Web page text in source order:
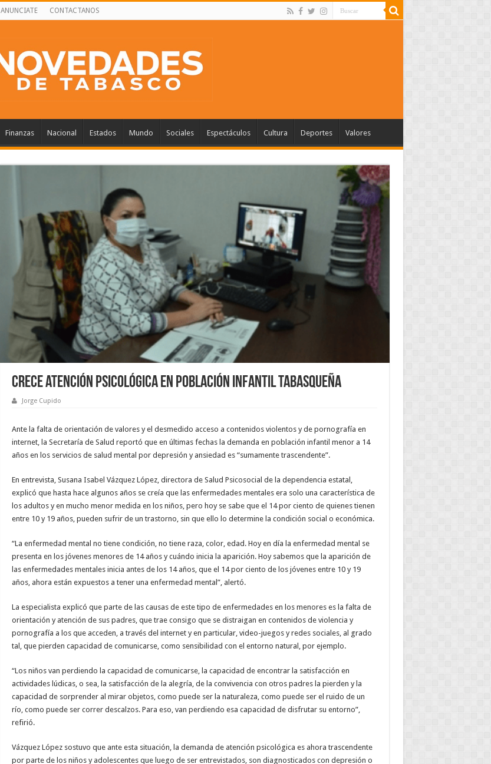
ANUNCIATE CONTACTANOS
Finanzas Nacional Estados Mundo Sociales Espectáculos Cultura Deportes Valores
Crece atención psicológica en población infantil tabasqueña
Jorge Cupido
Ante la falta de orientación de valores y el desmedido acceso a contenidos violentos y de pornografía en
internet, la Secretaría de Salud reportó que en últimas fechas la demanda en población infantil menor a 14
años en los servicios de salud mental por depresión y ansiedad es “sumamente trascendente”.
En entrevista, Susana Isabel Vázquez López, directora de Salud Psicosocial de la dependencia estatal,
explicó que hasta hace algunos años se creía que las enfermedades mentales era solo una característica de
los adultos y en mucho menor medida en los niños, pero hoy se sabe que el 14 por ciento de quienes tienen
entre 10 y 19 años, pueden sufrir de un trastorno, sin que ello lo determine la condición social o económica.
“La enfermedad mental no tiene condición, no tiene raza, color, edad. Hoy en día la enfermedad mental se
presenta en los jóvenes menores de 14 años y cuándo inicia la aparición. Hoy sabemos que la aparición de
las enfermedades mentales inicia antes de los 14 años, que el 14 por ciento de los jóvenes entre 10 y 19
años, ahora están expuestos a tener una enfermedad mental”, alertó.
La especialista explicó que parte de las causas de este tipo de enfermedades en los menores es la falta de
orientación y atención de sus padres, que trae consigo que se distraigan en contenidos de violencia y
pornografía a los que acceden, a través del internet y en particular, video-juegos y redes sociales, al grado
tal, que pierden capacidad de comunicarse, como sensibilidad con el entorno natural, por ejemplo.
“Los niños van perdiendo la capacidad de comunicarse, la capacidad de encontrar la satisfacción en
actividades lúdicas, o sea, la satisfacción de la alegría, de la convivencia con otros padres la pierden y la
capacidad de sorprender al mirar objetos, como puede ser la naturaleza, como puede ser el ruido de un
río, como puede ser correr descalzos. Para eso, van perdiendo esa capacidad de disfrutar su entorno”,
refirió.
Vázquez López sostuvo que ante esta situación, la demanda de atención psicológica es ahora trascendente
por parte de los niños y adolescentes que luego de ser entrevistados, son diagnosticados con depresión o